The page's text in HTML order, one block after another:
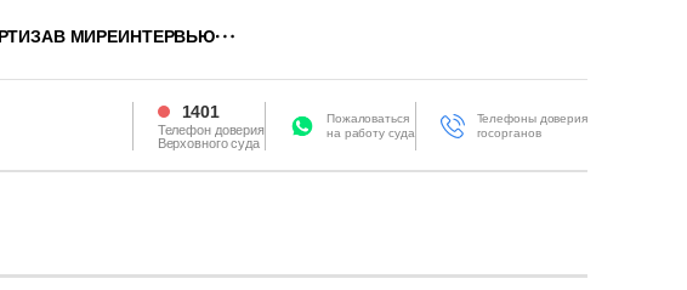
В МИРЕИНТЕРВЬЮ
1401
Телефон доверия
Верховного суда
Пожаловаться
на работу суда
Телефоны доверия
госорганов